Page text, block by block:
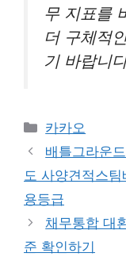
무 지표를
더 구체적
기 바랍니
카
테
리
카카오
배틀그라운
도 사양견적스
용등급
채무통합 대
준 확인하기